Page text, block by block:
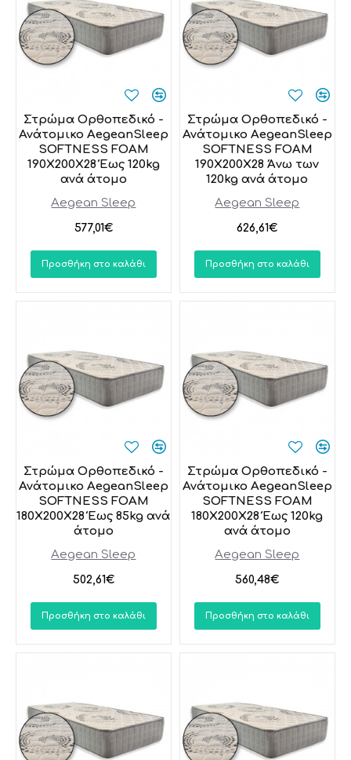
Aegean Sleep
Στρώμα Ορθοπεδικό -
Ανάτομικο AegeanSleep
SOFTNESS FOAM
190X200X28 Έως 120kg
ανά άτομο
577,01€
Προσθήκη στο καλάθι
Aegean Sleep
Στρώμα Ορθοπεδικό -
Ανάτομικο AegeanSleep
SOFTNESS FOAM
190X200X28 Άνω των
120kg ανά άτομο
626,61€
Προσθήκη στο καλάθι
Aegean Sleep
Στρώμα Ορθοπεδικό -
Ανάτομικο AegeanSleep
SOFTNESS FOAM
180X200X28 Έως 85kg ανά
άτομο
502,61€
Προσθήκη στο καλάθι
Aegean Sleep
Στρώμα Ορθοπεδικό -
Ανάτομικο AegeanSleep
SOFTNESS FOAM
180X200X28 Έως 120kg
ανά άτομο
560,48€
Προσθήκη στο καλάθι